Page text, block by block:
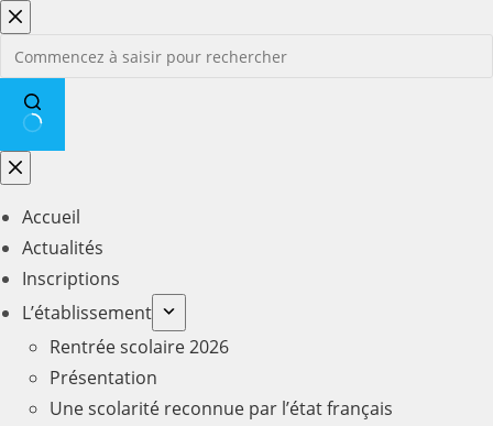
Passer
au
contenu
Aucun
résultat
Accueil
Actualités
Inscriptions
L’établissement
Rentrée scolaire 2026
Présentation
Une scolarité reconnue par l’état français